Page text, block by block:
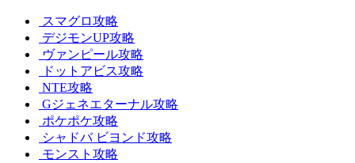
スマグロ攻略
デジモンUP攻略
ヴァンピール攻略
ドットアビス攻略
NTE攻略
Gジェネエターナル攻略
ポケポケ攻略
シャドバ ビヨンド攻略
モンスト攻略